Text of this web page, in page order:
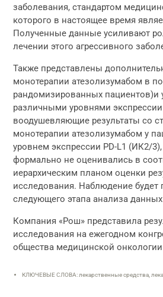
заболевания, стандартом
которого в настоящее время
Полученные данные усиливают
лечении этого агрессивного
Также представлены
монотерапии атезолизумабом в
рандомизированных пациентов)и
различными уровнями
воодушевляющие результаты со
монотерапии атезолизумабом у
уровнем экспрессии PD-L1 (ИК2/
формально не оценивались в
иерархическим планом оценки
исследования. Наблюдение будет
следующего этапа анализа
Компания «Рош» представила
исследования на ежегодном
общества медицинской онкологии
КЛЮЧЕВЫЕ СЛОВА: лекарственные средства,